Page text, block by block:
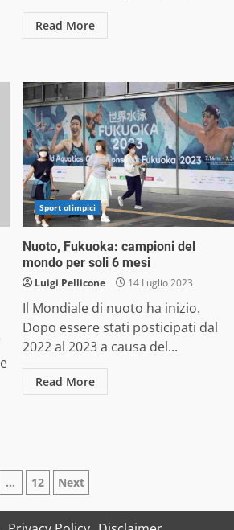
Read More
Sport olimpici
Nuoto, Fukuoka: campioni del
mondo per soli 6 mesi
Luigi Pellicone 14 Luglio 2023
Il Mondiale di nuoto ha inizio.
Dopo essere stati posticipati dal
2022 al 2023 a causa del...
Read More
… 12 Next